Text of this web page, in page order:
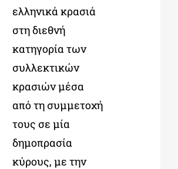
ελληνικά κρασιά
στη διεθνή
κατηγορία των
συλλεκτικών
κρασιών μέσα
από τη συμμετοχή
τους σε μία
δημοπρασία
κύρους, με την